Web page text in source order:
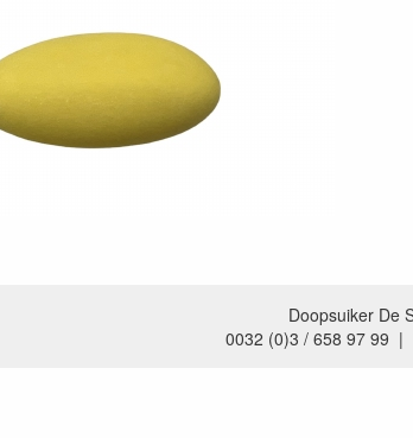
Doopsuiker De
0032 (0)3 / 658 97 99 |